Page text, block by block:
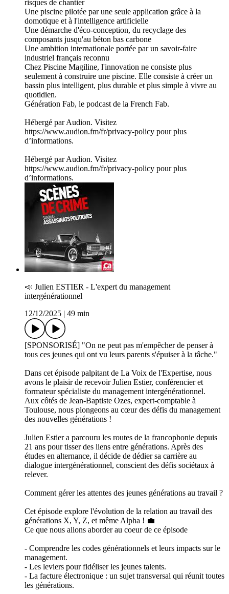
risques de chantier
Une piscine pilotée par une seule application grâce à la
domotique et à l'intelligence artificielle
Une démarche d'éco-conception, du recyclage des
composants jusqu'au béton bas carbone
Une ambition internationale portée par un savoir-faire
industriel français reconnu
Chez Piscine Magiline, l'innovation ne consiste plus
seulement à construire une piscine. Elle consiste à créer un
bassin plus intelligent, plus durable et plus simple à vivre au
quotidien.
Génération Fab, le podcast de la French Fab.
Hébergé par Audion. Visitez
https://www.audion.fm/fr/privacy-policy pour plus
d’informations.
Hébergé par Audion. Visitez
https://www.audion.fm/fr/privacy-policy pour plus
d’informations.
📣 Julien ESTIER - L'expert du management
intergénérationnel
12/12/2025
49 min
[SPONSORISÉ] "On ne peut pas m'empêcher de penser à
tous ces jeunes qui ont vu leurs parents s'épuiser à la tâche."
Dans cet épisode palpitant de La Voix de l'Expertise, nous
avons le plaisir de recevoir Julien Estier, conférencier et
formateur spécialiste du management intergénérationnel.
Aux côtés de Jean-Baptiste Ozes, expert-comptable à
Toulouse, nous plongeons au cœur des défis du management
des nouvelles générations !
Julien Estier a parcouru les routes de la francophonie depuis
21 ans pour tisser des liens entre générations. Après des
études en alternance, il décide de dédier sa carrière au
dialogue intergénérationnel, conscient des défis sociétaux à
relever.
Comment gérer les attentes des jeunes générations au travail ?
Cet épisode explore l'évolution de la relation au travail des
générations X, Y, Z, et même Alpha ! 💼
Ce que nous allons aborder au coeur de ce épisode
- Comprendre les codes générationnels et leurs impacts sur le
management.
- Les leviers pour fidéliser les jeunes talents.
- La facture électronique : un sujet transversal qui réunit toutes
les générations.